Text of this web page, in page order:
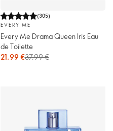
(305)
EVERY ME
Every Me Drama Queen Iris Eau
de Toilette
21,99 €37,99 €